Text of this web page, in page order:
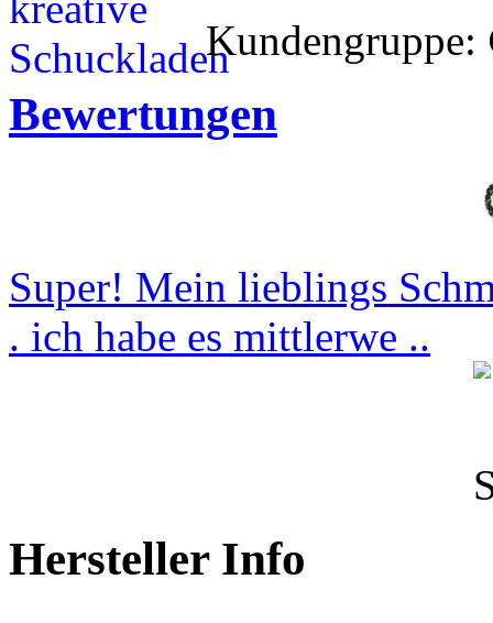
Kundengruppe:
Bewertungen
Super! Mein lieblings
. ich habe es mittlerwe ..
Hersteller Info